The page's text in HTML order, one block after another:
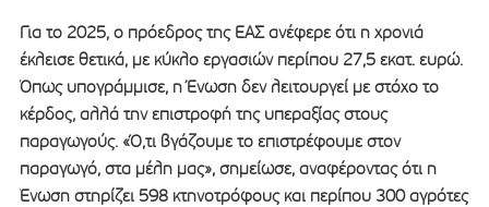
Για το 2025, ο πρόεδρος της ΕΑΣ ανέφερε ότι η χρονιά
έκλεισε θετικά, με κύκλο εργασιών περίπου 27,5 εκατ. ευρώ.
Όπως υπογράμμισε, η Ένωση δεν λειτουργεί με στόχο το
κέρδος, αλλά την επιστροφή της υπεραξίας στους
παραγωγούς. «Ό,τι βγάζουμε το επιστρέφουμε στον
παραγωγό, στα μέλη μας», σημείωσε, αναφέροντας ότι η
Ένωση στηρίζει 598 κτηνοτρόφους και περίπου 300 αγρότες